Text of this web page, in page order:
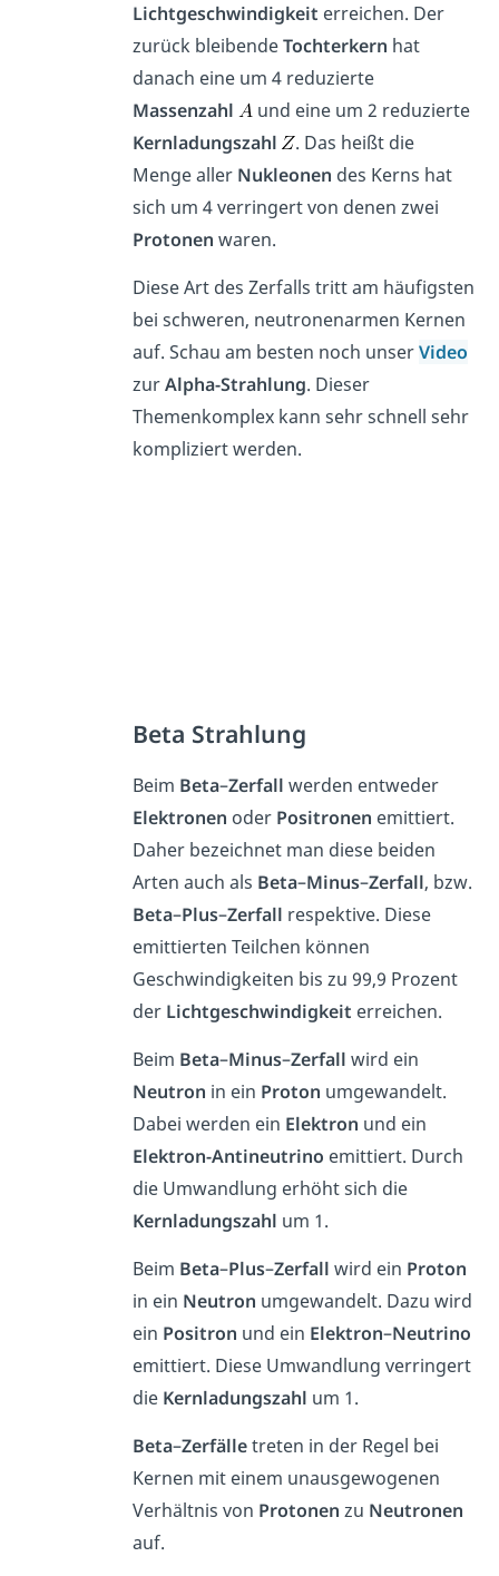
Lichtgeschwindigkeit erreichen. Der
zurück bleibendeTochterkern hat
danach eine um 4 reduzierte
Massenzahl
und eine um 2 reduzierte
Kernladungszahl
. Das heißt die
Menge aller Nukleonen des Kerns hat
sich um 4 verringert von denen zwei
Protonen waren.
Diese Art des Zerfalls tritt am häufigsten
bei schweren, neutronenarmen Kernen
auf. Schau am besten noch unserVideo
zurAlpha-Strahlung. Dieser
Themenkomplex kann sehr schnell sehr
kompliziert werden.
Beta Strahlung
Beim Beta–Zerfall werden entweder
Elektronen oder Positronen emittiert.
Daher bezeichnet man diese beiden
Arten auch als Beta–Minus–Zerfall, bzw.
Beta–Plus–Zerfall respektive. Diese
emittierten Teilchen können
Geschwindigkeiten bis zu 99,9 Prozent
der Lichtgeschwindigkeit erreichen.
Beim Beta–Minus–Zerfall wird ein
Neutron in ein Proton umgewandelt.
Dabei werden ein Elektron und ein
Elektron-Antineutrino emittiert. Durch
die Umwandlung erhöht sich die
Kernladungszahl um 1.
Beim Beta–Plus–Zerfall wird ein Proton
in ein Neutron umgewandelt. Dazu wird
ein Positron und ein Elektron–Neutrino
emittiert. Diese Umwandlung verringert
die Kernladungszahl um 1.
Beta–Zerfälletreten in der Regel bei
Kernen mit einem unausgewogenen
Verhältnis von Protonen zu Neutronen
auf.